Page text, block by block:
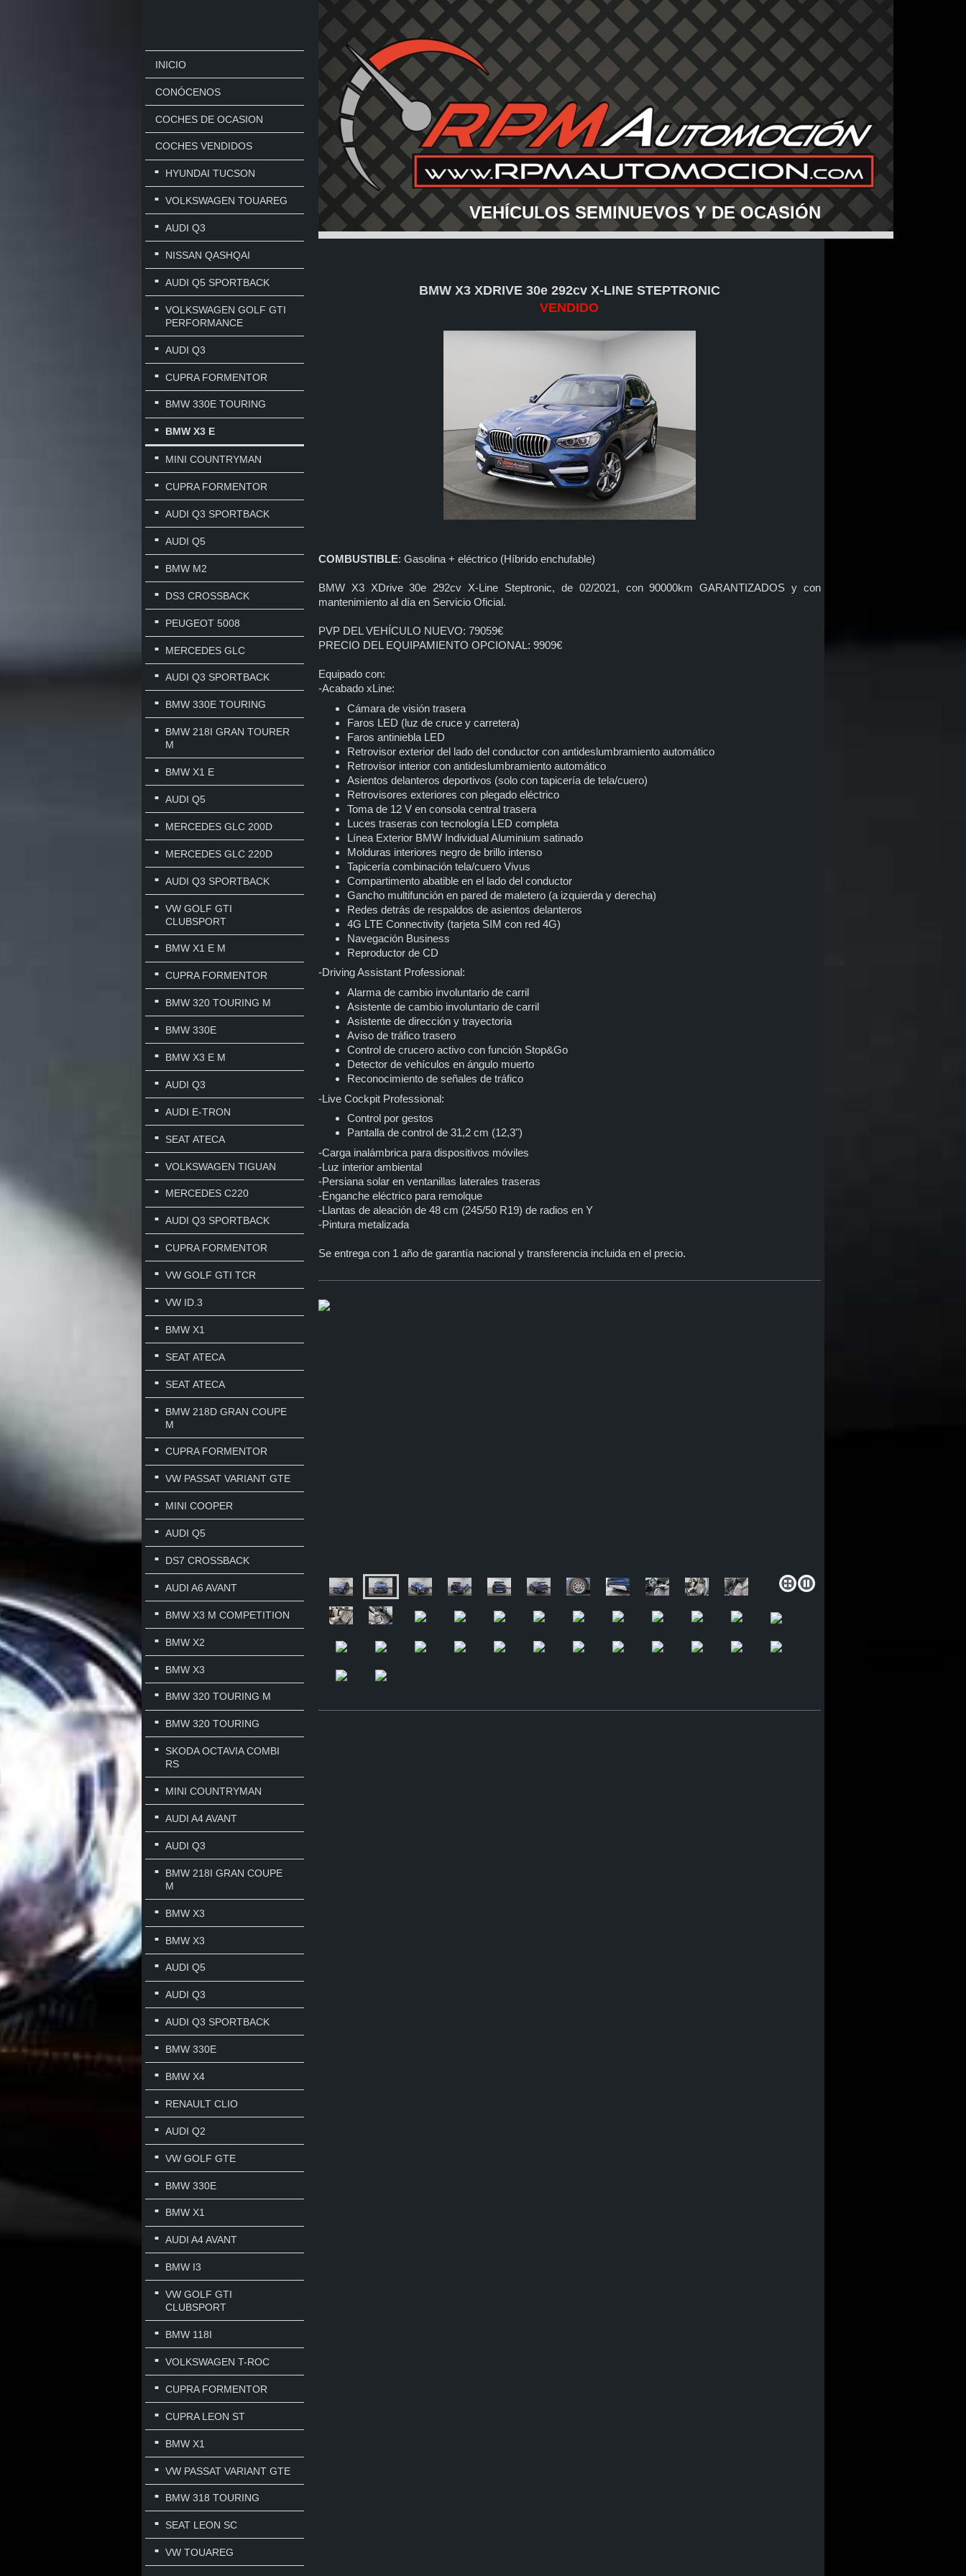
INICIO
CONÓCENOS
COCHES DE OCASION
COCHES VENDIDOS
HYUNDAI TUCSON
VOLKSWAGEN TOUAREG
AUDI Q3
NISSAN QASHQAI
AUDI Q5 SPORTBACK
VOLKSWAGEN GOLF GTI
PERFORMANCE
AUDI Q3
CUPRA FORMENTOR
BMW 330E TOURING
BMW X3 E
MINI COUNTRYMAN
CUPRA FORMENTOR
AUDI Q3 SPORTBACK
AUDI Q5
BMW M2
DS3 CROSSBACK
PEUGEOT 5008
MERCEDES GLC
AUDI Q3 SPORTBACK
BMW 330E TOURING
BMW 218I GRAN TOURER
M
BMW X1 E
AUDI Q5
MERCEDES GLC 200D
MERCEDES GLC 220D
AUDI Q3 SPORTBACK
VW GOLF GTI
CLUBSPORT
BMW X1 E M
CUPRA FORMENTOR
BMW 320 TOURING M
BMW 330E
BMW X3 E M
AUDI Q3
AUDI E-TRON
SEAT ATECA
VOLKSWAGEN TIGUAN
MERCEDES C220
AUDI Q3 SPORTBACK
CUPRA FORMENTOR
VW GOLF GTI TCR
VW ID.3
BMW X1
SEAT ATECA
SEAT ATECA
BMW 218D GRAN COUPE
M
CUPRA FORMENTOR
VW PASSAT VARIANT GTE
MINI COOPER
AUDI Q5
DS7 CROSSBACK
AUDI A6 AVANT
BMW X3 M COMPETITION
BMW X2
BMW X3
BMW 320 TOURING M
BMW 320 TOURING
SKODA OCTAVIA COMBI
RS
MINI COUNTRYMAN
AUDI A4 AVANT
AUDI Q3
BMW 218I GRAN COUPE
M
BMW X3
BMW X3
AUDI Q5
AUDI Q3
AUDI Q3 SPORTBACK
BMW 330E
BMW X4
RENAULT CLIO
AUDI Q2
VW GOLF GTE
BMW 330E
BMW X1
AUDI A4 AVANT
BMW I3
VW GOLF GTI
CLUBSPORT
BMW 118I
VOLKSWAGEN T-ROC
CUPRA FORMENTOR
CUPRA LEON ST
BMW X1
VW PASSAT VARIANT GTE
BMW 318 TOURING
SEAT LEON SC
VW TOUAREG
VEHÍCULOS SEMINUEVOS Y DE OCASIÓN
BMW X3 XDRIVE 30e 292cv X-LINE STEPTRONIC
VENDIDO
COMBUSTIBLE: Gasolina + eléctrico (Híbrido enchufable)
BMW X3 XDrive 30e 292cv X-Line Steptronic, de 02/2021, con 90000km GARANTIZADOS y con
mantenimiento al día en Servicio Oficial.
PVP DEL VEHÍCULO NUEVO: 79059€
PRECIO DEL EQUIPAMIENTO OPCIONAL: 9909€
Equipado con:
-Acabado xLine:
Cámara de visión trasera
Faros LED (luz de cruce y carretera)
Faros antiniebla LED
Retrovisor exterior del lado del conductor con antideslumbramiento automático
Retrovisor interior con antideslumbramiento automático
Asientos delanteros deportivos (solo con tapicería de tela/cuero)
Retrovisores exteriores con plegado eléctrico
Toma de 12 V en consola central trasera
Luces traseras con tecnología LED completa
Línea Exterior BMW Individual Aluminium satinado
Molduras interiores negro de brillo intenso
Tapicería combinación tela/cuero Vivus
Compartimento abatible en el lado del conductor
Gancho multifunción en pared de maletero (a izquierda y derecha)
Redes detrás de respaldos de asientos delanteros
4G LTE Connectivity (tarjeta SIM con red 4G)
Navegación Business
Reproductor de CD
-Driving Assistant Professional:
Alarma de cambio involuntario de carril
Asistente de cambio involuntario de carril
Asistente de dirección y trayectoria
Aviso de tráfico trasero
Control de crucero activo con función Stop&Go
Detector de vehículos en ángulo muerto
Reconocimiento de señales de tráfico
-Live Cockpit Professional:
Control por gestos
Pantalla de control de 31,2 cm (12,3")
-Carga inalámbrica para dispositivos móviles
-Luz interior ambiental
-Persiana solar en ventanillas laterales traseras
-Enganche eléctrico para remolque
-Llantas de aleación de 48 cm (245/50 R19) de radios en Y
-Pintura metalizada
Se entrega con 1 año de garantía nacional y transferencia incluida en el precio.